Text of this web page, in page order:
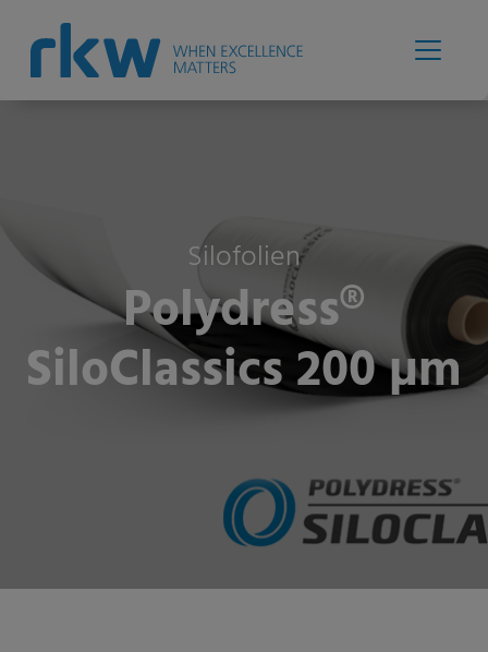
Silofolien
Polydress®
SiloClassics 200 µm